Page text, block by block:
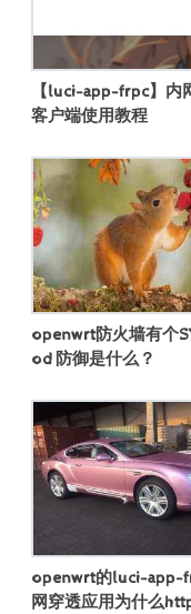
【luci-app-frpc】内
客户端使用教程
openwrt防火墙有个
od 防御是什么？
openwrt的luci-app-
网穿透应用为什么